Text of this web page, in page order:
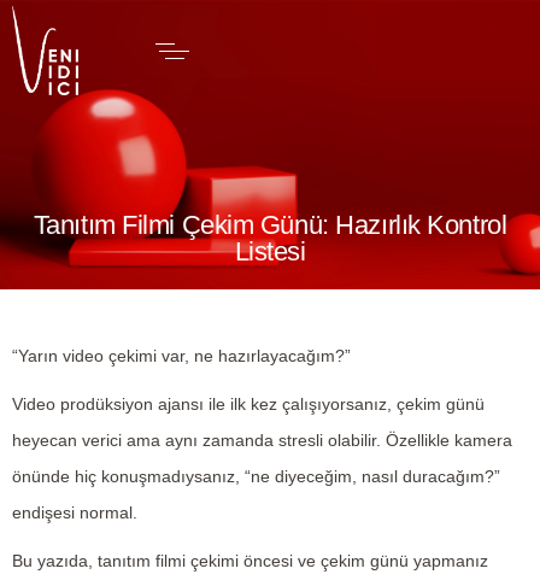
Tanıtım Filmi Çekim Günü: Hazırlık Kontrol
Listesi
“Yarın video çekimi var, ne hazırlayacağım?”
Video prodüksiyon ajansı ile ilk kez çalışıyorsanız, çekim günü
heyecan verici ama aynı zamanda stresli olabilir. Özellikle kamera
önünde hiç konuşmadıysanız, “ne diyeceğim, nasıl duracağım?”
endişesi normal.
Bu yazıda, tanıtım filmi çekimi öncesi ve çekim günü yapmanız